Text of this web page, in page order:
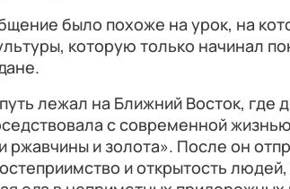
было похоже на урок, на
которую только начинал
лежал на Ближний Восток, где
с современной
ржавчины и золота». После он
и открытость